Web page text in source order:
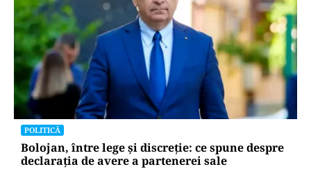
POLITICĂ
Bolojan, între lege și discreție: ce spune despre
declarația de avere a partenerei sale